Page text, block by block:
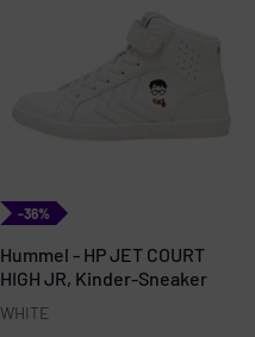
-36%
Hummel - HP JET COURT
HIGH JR, Kinder-Sneaker
WHITE